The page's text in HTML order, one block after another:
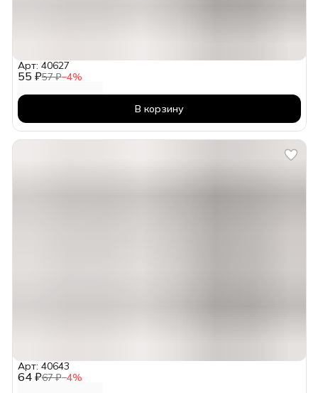
55 ₽57 ₽−4%
Арт: 40627
В корзину
64 ₽67 ₽−4%
Арт: 40643